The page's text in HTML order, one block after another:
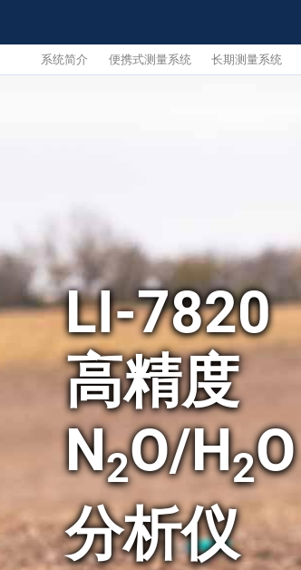
系统简介 便携式测量系统 长期测量系统
LI-7820
高精度
N2O/H2O
分析仪